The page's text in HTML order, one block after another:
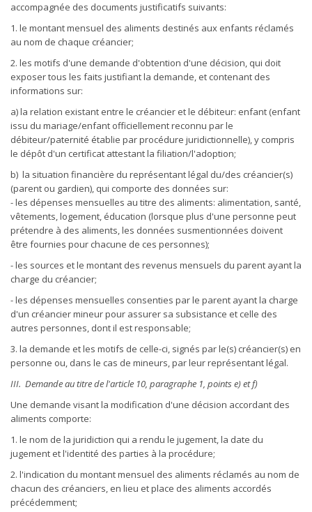
accompagnée des documents justificatifs suivants:
1. le montant mensuel des aliments destinés aux enfants réclamés
au nom de chaque créancier;
2. les motifs d'une demande d'obtention d'une décision, qui doit
exposer tous les faits justifiant la demande, et contenant des
informations sur:
a) la relation existant entre le créancier et le débiteur: enfant (enfant
issu du mariage/enfant officiellement reconnu par le
débiteur/paternité établie par procédure juridictionnelle), y compris
le dépôt d'un certificat attestant la filiation/l'adoption;
b) la situation financière du représentant légal du/des créancier(s)
(parent ou gardien), qui comporte des données sur:
- les dépenses mensuelles au titre des aliments: alimentation, santé,
vêtements, logement, éducation (lorsque plus d'une personne peut
prétendre à des aliments, les données susmentionnées doivent
être fournies pour chacune de ces personnes);
- les sources et le montant des revenus mensuels du parent ayant la
charge du créancier;
- les dépenses mensuelles consenties par le parent ayant la charge
d'un créancier mineur pour assurer sa subsistance et celle des
autres personnes, dont il est responsable;
3. la demande et les motifs de celle-ci, signés par le(s) créancier(s) en
personne ou, dans le cas de mineurs, par leur représentant légal.
III. Demande au titre de l'article 10, paragraphe 1, points e) et f)
Une demande visant la modification d'une décision accordant des
aliments comporte:
1. le nom de la juridiction qui a rendu le jugement, la date du
jugement et l'identité des parties à la procédure;
2. l'indication du montant mensuel des aliments réclamés au nom de
chacun des créanciers, en lieu et place des aliments accordés
précédemment;